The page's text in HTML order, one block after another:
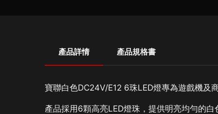
產品詳情 產品規格書
寶聯白色DC24V/E12 6珠LED燈專為遊戲機及
產品採用6顆高亮LED燈珠，提供明亮均勻的